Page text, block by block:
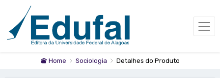
Home Sociologia Detalhes do Produto